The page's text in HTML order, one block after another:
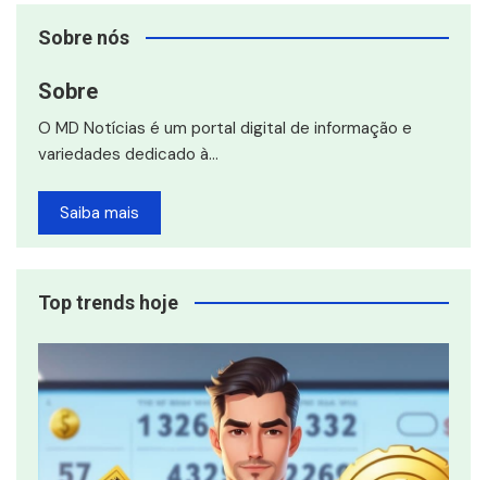
Sobre nós
Sobre
O MD Notícias é um portal digital de informação e
variedades dedicado à…
Saiba mais
Top trends hoje